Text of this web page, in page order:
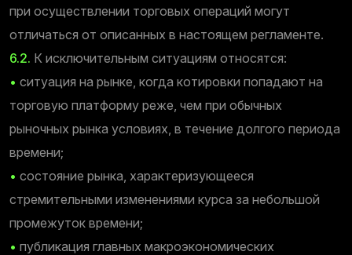
при осуществлении торговых операций могут
отличаться от описанных в настоящем регламенте.
6.2. К исключительным ситуациям относятся:
• ситуация на рынке, когда котировки попадают на
торговую платформу реже, чем при обычных
рыночных рынка условиях, в течение долгого периода
времени;
• состояние рынка, характеризующееся
стремительными изменениями курса за небольшой
промежуток времени;
• публикация главных макроэкономических